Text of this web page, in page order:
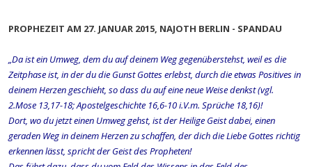
PROPHEZEIT AM 27. JANUAR 2015, NAJOTH BERLIN - SPANDAU
„Da ist ein Umweg, dem du auf deinem Weg gegenüberstehst, weil es die
Zeitphase ist, in der du die Gunst Gottes erlebst, durch die etwas Positives in
deinem Herzen geschieht, so dass du auf eine neue Weise denkst (vgl.
2.Mose 13,17-18; Apostelgeschichte 16,6-10 i.V.m. Sprüche 18,16)!
Dort, wo du jetzt einen Umweg gehst, ist der Heilige Geist dabei, einen
geraden Weg in deinem Herzen zu schaffen, der dich die Liebe Gottes richtig
erkennen lässt, spricht der Geist des Propheten!